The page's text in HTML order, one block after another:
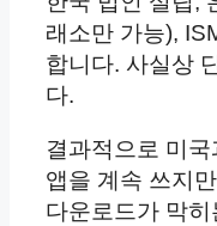
래소만 가능),
합니다. 사실상
다.
결과적으로 미
앱을 계속 쓰지
다운로드가 막